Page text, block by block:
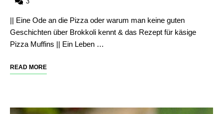
|| Eine Ode an die Pizza oder warum man keine guten
Geschichten über Brokkoli kennt & das Rezept für käsige
Pizza Muffins || Ein Leben …
READ MORE